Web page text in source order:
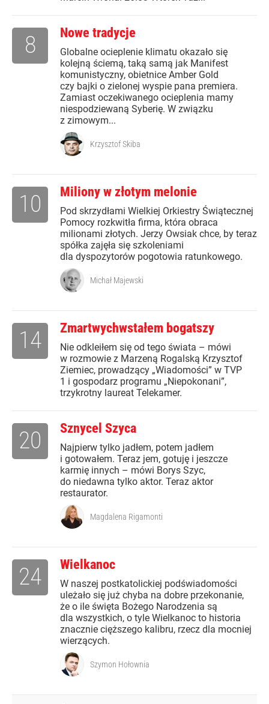
Nowe tradycje
Globalne ocieplenie klimatu okazało się
kolejną ściemą, taką samą jak Manifest
komunistyczny, obietnice Amber Gold
czy bajki o zielonej wyspie pana premiera.
Zamiast oczekiwanego ocieplenia mamy
niespodziewaną Syberię. W związku
z zimowym...
8
Krzysztof Skiba
Miliony w złotym melonie
Pod skrzydłami Wielkiej Orkiestry Świątecznej
Pomocy rozkwitła firma, która obraca
milionami złotych. Jerzy Owsiak chce, by teraz
spółka zajęła się szkoleniami
dla dyspozytorów pogotowia ratunkowego.
10
Michał Majewski
Zmartwychwstałem bogatszy
Nie odkleiłem się od tego świata – mówi
w rozmowie z Marzeną Rogalską Krzysztof
Ziemiec, prowadzący „Wiadomości” w TVP
1 i gospodarz programu „Niepokonani”,
trzykrotny laureat Telekamer.
14
Sznycel Szyca
Najpierw tylko jadłem, potem jadłem
i gotowałem. Teraz jem, gotuję i jeszcze
karmię innych – mówi Borys Szyc,
do niedawna tylko aktor. Teraz aktor
restaurator.
20
Magdalena Rigamonti
Wielkanoc
W naszej postkatolickiej podświadomości
uleżało się już chyba na dobre przekonanie,
że o ile święta Bożego Narodzenia są
dla wszystkich, o tyle Wielkanoc to historia
znacznie cięższego kalibru, rzecz dla mocniej
wierzących.
24
Szymon Hołownia